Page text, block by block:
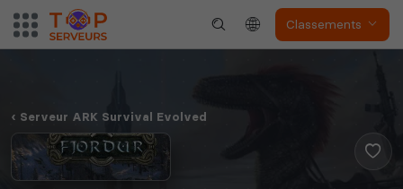
Classements
Serveur ARK Survival Evolved